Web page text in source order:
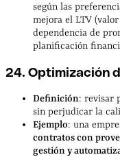
según las
mejora el LTV
dependencia de
planificación
24. Optimización
Definición: revisar
sin perjudicar la
Ejemplo: una
contratos con
gestión y